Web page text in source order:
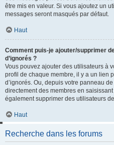
être mis en valeur. Si vous ajoutez un
messages seront masqués par défaut.
Haut
Comment puis-je ajouter/supprimer
d’ignorés ?
Vous pouvez ajouter des utilisateurs à
profil de chaque membre, il y a un lien
d’ignorés. Ou, depuis votre panneau
directement des membres en
également supprimer des utilisateurs
Haut
Recherche dans les forums